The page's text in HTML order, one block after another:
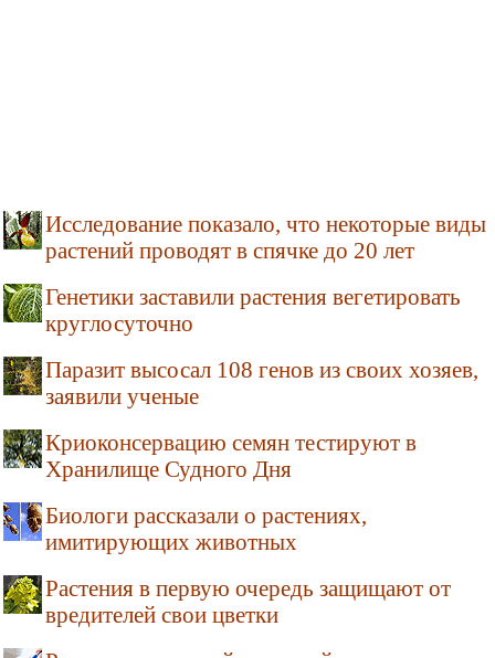
Исследование показало, что некоторые виды
растений проводят в спячке до 20 лет
Генетики заставили растения вегетировать
круглосуточно
Паразит высосал 108 генов из своих хозяев,
заявили ученые
Криоконсервацию семян тестируют в
Хранилище Судного Дня
Биологи рассказали о растениях,
имитирующих животных
Растения в первую очередь защищают от
вредителей свои цветки